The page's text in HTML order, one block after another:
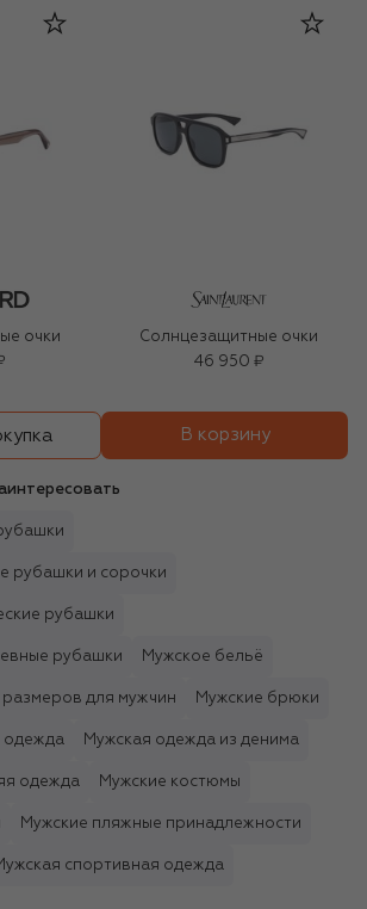
очки
Солнцезащитные очки
46 950 ₽
В корзину
рубашки и сорочки
рубашки
рубашки Мужское бельё
для мужчин Мужские брюки
одежда Мужская одежда из денима
одежда Мужские костюмы
Мужские пляжные принадлежности
спортивная одежда